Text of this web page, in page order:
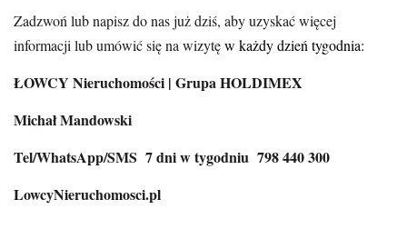
Zadzwoń lub napisz do nas już dziś, aby uzyskać więcej
informacji lub umówić się na wizytęw każdy dzień tygodnia:
ŁOWCY Nieruchomości | Grupa HOLDIMEX
Michał Mandowski
Tel/WhatsApp/SMS 7 dni w tygodniu 798 440 300
LowcyNieruchomosci.pl